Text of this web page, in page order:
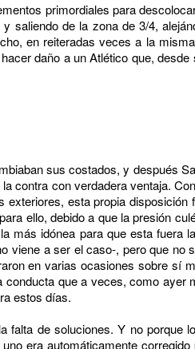
primordiales para
saliendo de la zona de 3/4,
en reiteradas veces a la
daño a un Atlético que,
sus costados, y después
contra con verdadera ventaja.
esta propia
ello, debido a que la presión
más idónea para que esta fuera
a ser el caso-, pero que no
en varias ocasiones sobre sí
que a veces, como
estos días.
de soluciones. Y no porque
era automáticamente